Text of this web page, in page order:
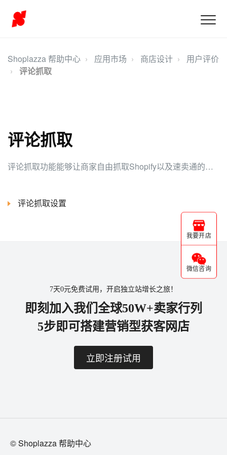
Shoplazza 帮助中心 应用市场 商店设计
用户评价
评论抓取
评论抓取
评论抓取功能能够让商家自由抓取Shopify以及速卖通的商品评论。在进行评论抓取时，商家应遵守相关平台的政策和规定，确保合法合规，并尊重消费者的隐私权和数据保护。
评论抓取设置
我要开店
微信咨询
7天0元免费试用，开启独立站增长之旅！
即刻加入我们全球50W+卖家行列
5步即可搭建营销型获客网店
立即注册试用
© Shoplazza 帮助中心